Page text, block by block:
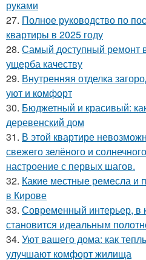
руками
27. Полное руководство по
квартиры в 2025 году
28. Самый доступный ремонт
ущерба качеству
29. Внутренняя отделка
уют и комфорт
30. Бюджетный и красивый:
деревенский дом
31. В этой квартире
свежего зелёного и
настроение с первых шагов.
32. Какие местные ремесла и
в Кирове
33. Современный интерьер, в
становится идеальным
34. Уют вашего дома: как
улучшают комфорт жилища